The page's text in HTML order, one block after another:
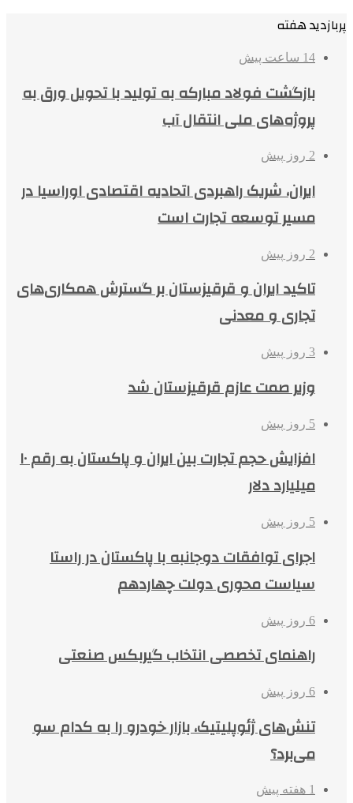
پربازدید هفته
14 ساعت پیش
بازگشت فولاد مبارکه به تولید با تحویل ورق به
پروژه‌های ملی انتقال آب
2 روز پیش
ایران، شریک راهبردی اتحادیه اقتصادی اوراسیا در
مسیر توسعه تجارت است
2 روز پیش
تاکید ایران و قرقیزستان بر گسترش همکاری‌های
تجاری و معدنی
3 روز پیش
وزیر صمت عازم قرقیزستان شد
5 روز پیش
افزایش حجم تجارت بین ایران و پاکستان به رقم ۱۰
میلیارد دلار
5 روز پیش
اجرای توافقات دوجانبه با پاکستان در راستا
سیاست محوری دولت چهاردهم
6 روز پیش
راهنمای تخصصی انتخاب گیربکس صنعتی
6 روز پیش
تنش‌های ژئوپلیتیک، بازار خودرو را به کدام سو
می‌برد؟
1 هفته پیش